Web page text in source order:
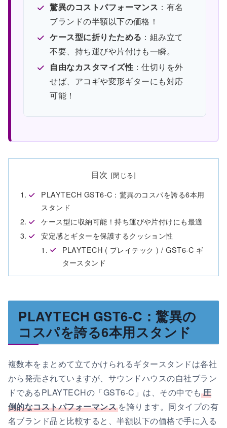
驚異のコストパフォーマンス ：有名
ブランドの半額以下の価格！
ケース型に折りたためる ：組み立て
不要、持ち運びや片付けも一瞬。
自由なカスタマイズ性 ：仕切りを外
せば、アコギや変形ギターにも対応
可能！
目次
PLAYTECH GST6-C：驚異のコスパを誇る6本用
スタンド
ケース型に収納可能！持ち運びや片付けにも最適
安定感とギターを保護するクッション性
PLAYTECH ( プレイテック ) / GST6-C ギ
タースタンド
PLAYTECH GST6-C：驚異の
コスパを誇る6本用スタンド
複数本をまとめて立てかけられるギタースタンドは各社
から発売されていますが、サウンドハウスの自社ブラン
ドであるPLAYTECHの「GST6-C」は、その中でも圧
倒的なコストパフォーマンス を誇ります。同タイプの有
名ブランド品と比較すると、半額以下の価格で手に入る